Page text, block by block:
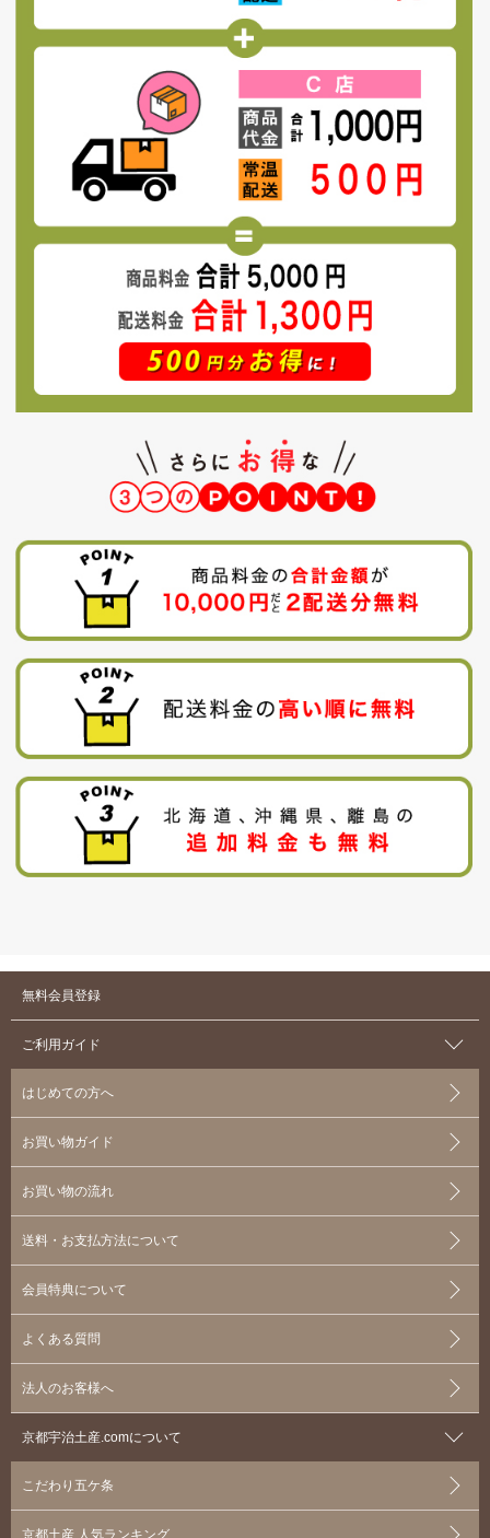
無料会員登録
ご利用ガイド
はじめての方へ
お買い物ガイド
お買い物の流れ
送料・お支払方法について
会員特典について
よくある質問
法人のお客様へ
京都宇治土産.comについて
こだわり五ケ条
京都土産 人気ランキング